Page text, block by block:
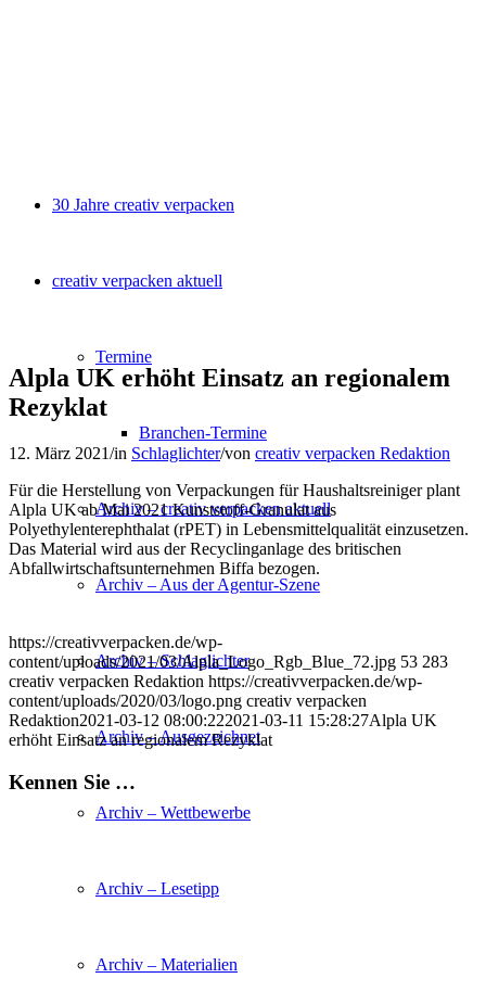
30 Jahre creativ verpacken
creativ verpacken aktuell
Termine
Branchen-Termine
Archiv – creativ verpacken aktuell
Archiv – Aus der Agentur-Szene
Archiv – Schlaglichter
Archiv – Ausgezeichnet
Archiv – Wettbewerbe
Archiv – Lesetipp
Archiv – Materialien
Alpla UK erhöht Einsatz an regionalem
Rezyklat
12. März 2021/in Schlaglichter/von creativ verpacken Redaktion
Für die Herstellung von Verpackungen für Haushaltsreiniger plant
Alpla UK ab Mai 2021 Kunststoff-Granulat aus
Polyethylenterephthalat (rPET) in Lebensmittelqualität einzusetzen.
Das Material wird aus der Recyclinganlage des britischen
Abfallwirtschaftsunternehmen Biffa bezogen.
https://creativverpacken.de/wp-
content/uploads/2021/03/Alpla_Logo_Rgb_Blue_72.jpg 53 283
creativ verpacken Redaktion https://creativverpacken.de/wp-
content/uploads/2020/03/logo.png creativ verpacken
Redaktion2021-03-12 08:00:222021-03-11 15:28:27Alpla UK
erhöht Einsatz an regionalem Rezyklat
Kennen Sie …